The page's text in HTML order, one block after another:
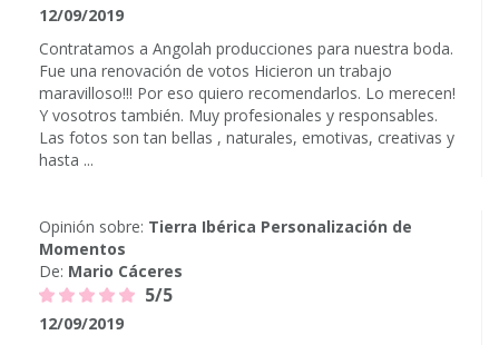
12/09/2019
Contratamos a Angolah producciones para nuestra boda.
Fue una renovación de votos Hicieron un trabajo
maravilloso!!! Por eso quiero recomendarlos. Lo merecen!
Y vosotros también. Muy profesionales y responsables.
Las fotos son tan bellas , naturales, emotivas, creativas y
hasta ...
Opinión sobre: Tierra Ibérica Personalización de
Momentos
De: Mario Cáceres
5/5
12/09/2019